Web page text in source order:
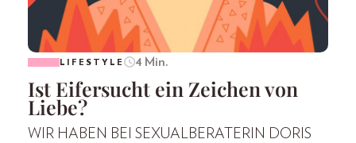
LIFESTYLE 4 Min.
Ist Eifersucht ein Zeichen von
Liebe?
WIR HABEN BEI SEXUALBERATERIN DORIS